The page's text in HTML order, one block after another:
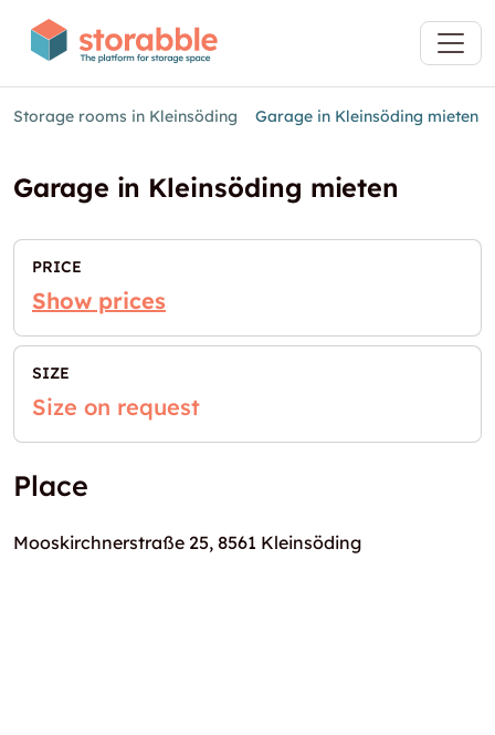
Storage rooms in Kleinsöding Garage in Kleinsöding mieten
Garage in Kleinsöding mieten
PRICE
Show prices
SIZE
Size on request
Place
Mooskirchnerstraße 25, 8561 Kleinsöding